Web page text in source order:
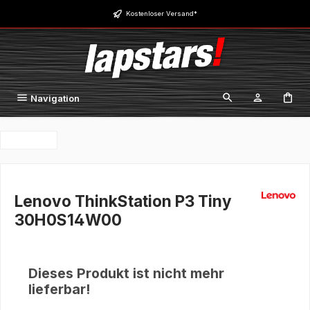
Zum Hauptinhalt springen Kostenloser Versand*
Navigation
Lenovo ThinkStation P3 Tiny
30H0S14W00
Dieses Produkt ist nicht mehr
lieferbar!